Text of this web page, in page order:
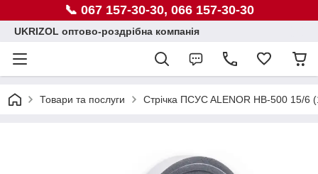
📞 067 157-30-30, 066 157-30-30
UKRIZOL оптово-роздрібна компанія
Товари та послуги Стрічка ПСУC ALENOR НВ-500 15/6